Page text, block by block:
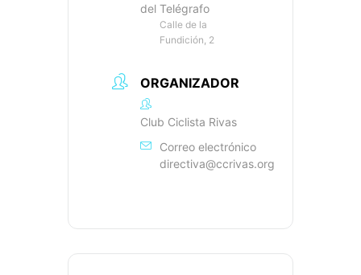
del Telégrafo
Calle de la
Fundición, 2
ORGANIZADOR
Club Ciclista Rivas
Correo electrónico
directiva@ccrivas.org